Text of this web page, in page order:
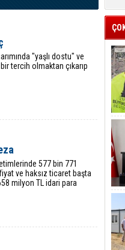
"yaşlı dostu" ve
tercih olmaktan çıkarıp
577 bin 771
ve haksız ticaret başta
milyon TL idari para